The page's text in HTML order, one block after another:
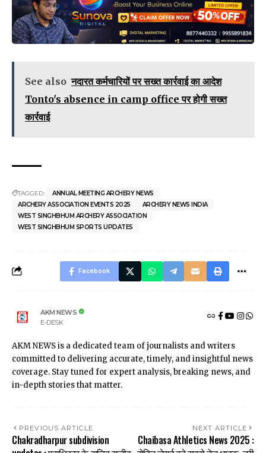
See also नदारत कर्मचारियों पर सख्त कार्रवाई का आदेश
Tonto's absence in camp office पर होगी सख्त
कार्रवाई
TAGGED:
ANNUAL MEETING ARCHERY NEWS
ARCHERY ASSOCIATION EVENTS 2025
ARCHERY NEWS INDIA
WEST SINGHBHUM ARCHERY ASSOCIATION
WEST SINGHBHUM SPORTS UPDATES
Facebook
AKM NEWS
E-DESK
AKM NEWS is a dedicated team of journalists and writers
committed to delivering accurate, timely, and insightful news
coverage. Stay tuned for expert analysis, breaking news, and
in-depth stories that matter.
PREVIOUS ARTICLE
Chakradharpur subdivision
NEXT ARTICLE
Chaibasa Athletics News 2025 :